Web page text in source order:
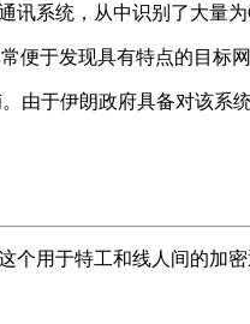
系统，从中识别了大量为
便于发现具有特点的目标网
由于伊朗政府具备对该系
个用于特工和线人间的加